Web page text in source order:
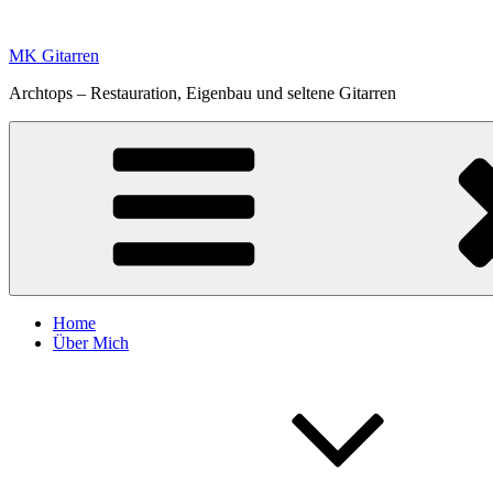
springen
MK Gitarren
Archtops – Restauration, Eigenbau und seltene Gitarren
Home
Über Mich